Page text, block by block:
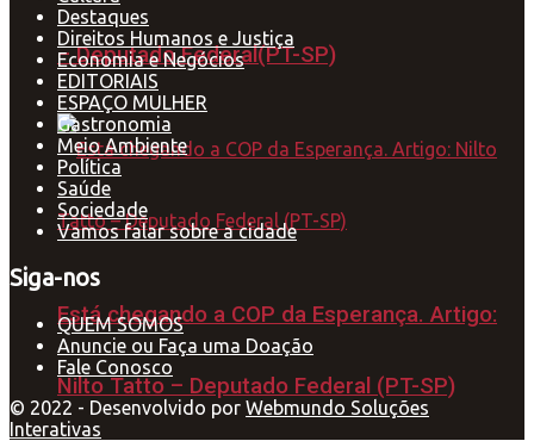
– Deputado Federal(PT-SP)
Está chegando a COP da Esperança. Artigo:
Nilto Tatto – Deputado Federal (PT-SP)
Destaques
Direitos Humanos e Justiça
Economia e Negócios
EDITORIAIS
ESPAÇO MULHER
Gastronomia
Meio Ambiente
Política
Saúde
Sociedade
Vamos falar sobre a cidade
Siga-nos
QUEM SOMOS
Anuncie ou Faça uma Doação
Fale Conosco
© 2022 - Desenvolvido por Webmundo Soluções
Interativas